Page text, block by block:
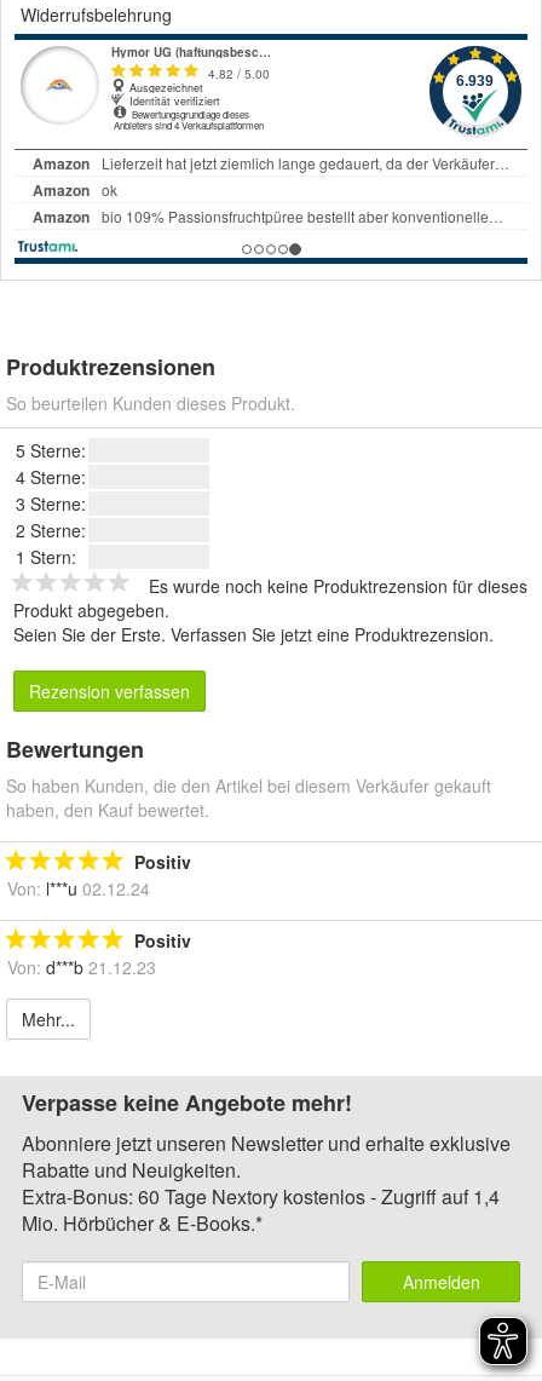
Widerrufsbelehrung
Produktrezensionen
So beurteilen Kunden dieses Produkt.
5 Sterne:
4 Sterne:
3 Sterne:
2 Sterne:
1 Stern:
Es wurde noch keine Produktrezension für dieses
Produkt abgegeben.
Seien Sie der Erste. Verfassen Sie jetzt eine Produktrezension.
Rezension verfassen
Bewertungen
So haben Kunden, die den Artikel bei diesem Verkäufer gekauft
haben, den Kauf bewertet.
Positiv
Von: l***u 02.12.24
Positiv
Von: d***b 21.12.23
Mehr...
Verpasse keine Angebote mehr!
Abonniere jetzt unseren Newsletter und erhalte exklusive
Rabatte und Neuigkeiten.
Extra-Bonus: 60 Tage Nextory kostenlos - Zugriff auf 1,4
Mio. Hörbücher & E-Books.*
Anmelden